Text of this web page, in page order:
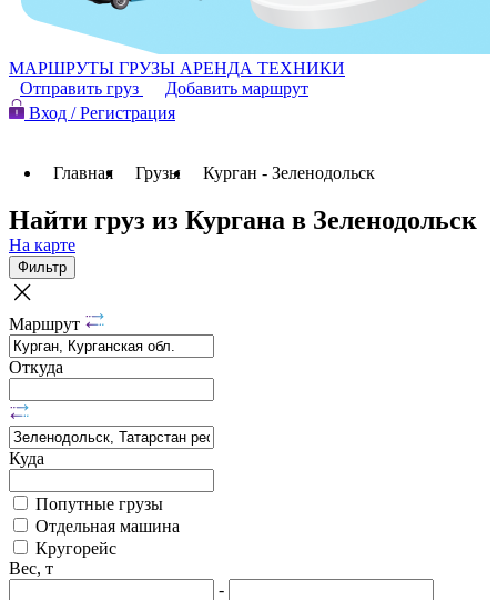
МАРШРУТЫ ГРУЗЫ АРЕНДА ТЕХНИКИ
Отправить груз
Добавить маршрут
Вход / Регистрация
Главная Грузы Курган - Зеленодольск
Найти груз из Кургана в Зеленодольск
На карте
Фильтр
Маршрут
Откуда
Куда
Попутные грузы
Отдельная машина
Кругорейс
Вес, т
-